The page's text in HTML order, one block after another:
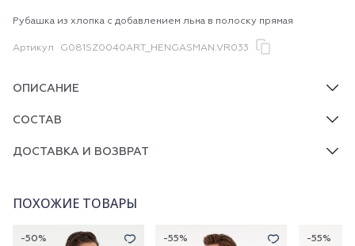
Рубашка из хлопка с добавлением льна в полоску прямая
Артикул G081SZ0040ART_HENGASMAN.VR033
ОПИСАНИЕ
СОСТАВ
ДОСТАВКА И ВОЗВРАТ
ПОХОЖИЕ ТОВАРЫ
-50% -55% -55%